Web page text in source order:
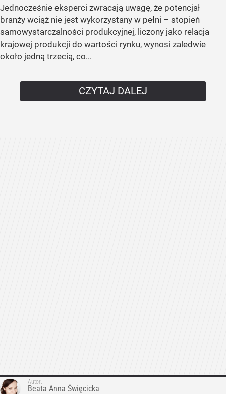
Jednocześnie eksperci zwracają uwagę, że potencjał
branży wciąż nie jest wykorzystany w pełni – stopień
samowystarczalności produkcyjnej, liczony jako relacja
krajowej produkcji do wartości rynku, wynosi zaledwie
około jedną trzecią, co...
CZYTAJ DALEJ
Autor:
Beata Anna Święcicka